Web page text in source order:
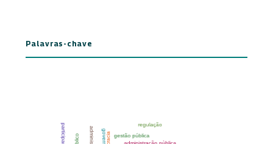
Palavras-chave